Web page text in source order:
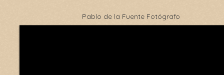
Pablo de la Fuente Fotógrafo